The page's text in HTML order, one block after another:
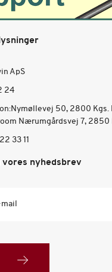
ApS
24
50, 2800 Kgs.
Nærumgårdsvej 7,
33 11
vores nyhedsbrev